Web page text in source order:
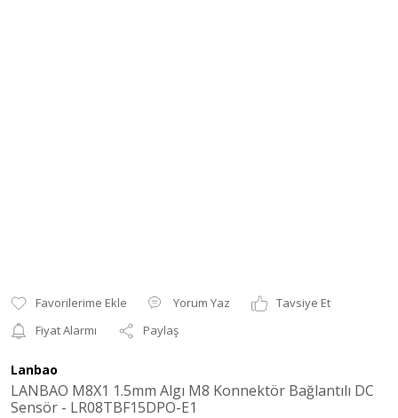
Yorum Yaz
Tavsiye Et
Fiyat Alarmı
Paylaş
Lanbao
LANBAO M8X1 1.5mm Algı M8 Konnektör Bağlantılı DC
Sensör - LR08TBF15DPO-E1